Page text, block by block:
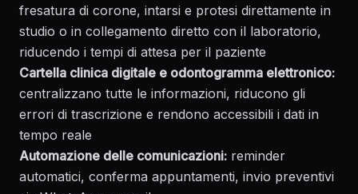
fresatura di corone, intarsi e protesi direttamente in
studio o in collegamento diretto con il laboratorio,
riducendo i tempi di attesa per il paziente
Cartella clinica digitale e odontogramma elettronico:
centralizzano tutte le informazioni, riducono gli
errori di trascrizione e rendono accessibili i dati in
tempo reale
Automazione delle comunicazioni: reminder
automatici, conferma appuntamenti, invio preventivi